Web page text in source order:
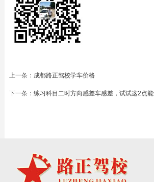
上一条： 成都路正驾校学车价格
下一条： 练习科目二时方向感差车感差，试试这2点